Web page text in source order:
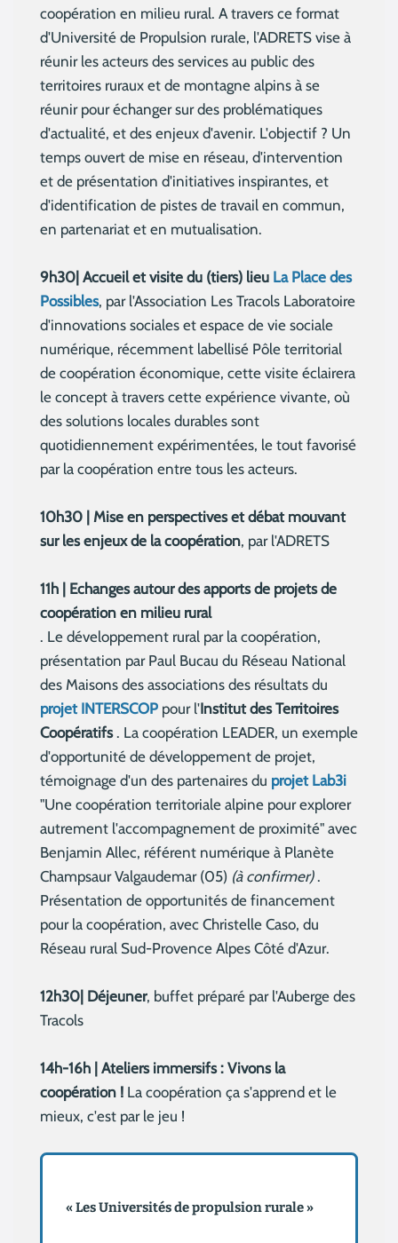
coopération en milieu rural. A travers ce format
d'Université de Propulsion rurale, l'ADRETS vise à
réunir les acteurs des services au public des
territoires ruraux et de montagne alpins à se
réunir pour échanger sur des problématiques
d'actualité, et des enjeux d'avenir. L'objectif ? Un
temps ouvert de mise en réseau, d'intervention
et de présentation d'initiatives inspirantes, et
d'identification de pistes de travail en commun,
en partenariat et en mutualisation.
9h30| Accueil et visite du (tiers) lieu La Place des
Possibles, par l'Association Les Tracols Laboratoire
d'innovations sociales et espace de vie sociale
numérique, récemment labellisé Pôle territorial
de coopération économique, cette visite éclairera
le concept à travers cette expérience vivante, où
des solutions locales durables sont
quotidiennement expérimentées, le tout favorisé
par la coopération entre tous les acteurs.
10h30 | Mise en perspectives et débat mouvant
sur les enjeux de la coopération, par l'ADRETS
11h | Echanges autour des apports de projets de
coopération en milieu rural
. Le développement rural par la coopération,
présentation par Paul Bucau du Réseau National
des Maisons des associations des résultats du
projet INTERSCOP pour l'Institut des Territoires
Coopératifs. La coopération LEADER, un exemple
d'opportunité de développement de projet,
témoignage d'un des partenaires du projet Lab3i
"Une coopération territoriale alpine pour explorer
autrement l'accompagnement de proximité" avec
Benjamin Allec, référent numérique à Planète
Champsaur Valgaudemar (05) (à confirmer).
Présentation de opportunités de financement
pour la coopération, avec Christelle Caso, du
Réseau rural Sud-Provence Alpes Côté d'Azur.
12h30| Déjeuner, buffet préparé par l'Auberge des
Tracols
14h-16h | Ateliers immersifs : Vivons la
coopération ! La coopération ça s'apprend et le
mieux, c'est par le jeu !
« Les Universités de propulsion rurale »